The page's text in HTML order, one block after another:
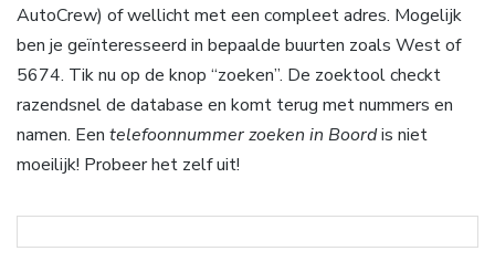
AutoCrew) of wellicht met een compleet adres. Mogelijk
ben je geïnteresseerd in bepaalde buurten zoals West of
5674. Tik nu op de knop “zoeken”. De zoektool checkt
razendsnel de database en komt terug met nummers en
namen. Een telefoonnummer zoeken in Boordis niet
moeilijk! Probeer het zelf uit!